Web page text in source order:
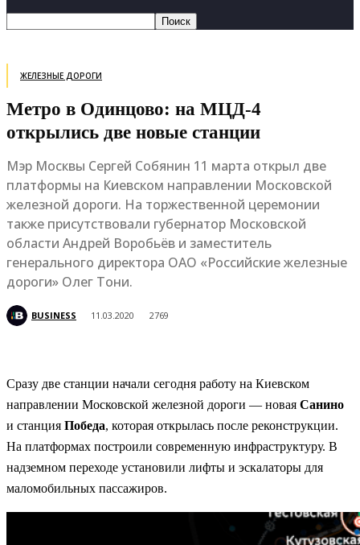
ЖЕЛЕЗНЫЕ ДОРОГИ
Метро в Одинцово: на МЦД-4
открылись две новые станции
Мэр Москвы Сергей Собянин 11 марта открыл две
платформы на Киевском направлении Московской
железной дороги. На торжественной церемонии
также присутствовали губернатор Московской
области Андрей Воробьёв и заместитель
генерального директора ОАО «Российские железные
дороги» Олег Тони.
BUSINESS 11.03.2020 2769
Сразу две станции начали сегодня работу на Киевском
направлении Московской железной дороги — новая Санино
и станция Победа, которая открылась после реконструкции.
На платформах построили современную инфраструктуру. В
надземном переходе установили лифты и эскалаторы для
маломобильных пассажиров.